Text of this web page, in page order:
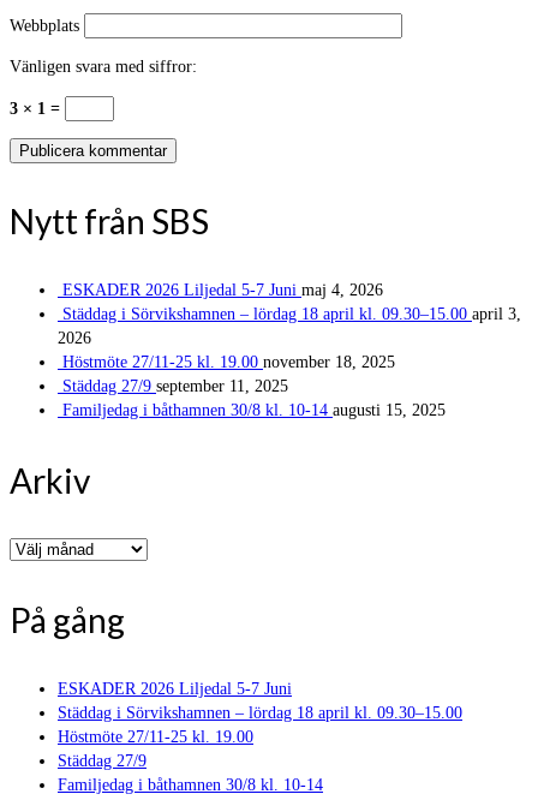
Webbplats
Vänligen svara med siffror:
3 × 1 =
Nytt från SBS
ESKADER 2026 Liljedal 5-7 Juni maj 4, 2026
Städdag i Sörvikshamnen – lördag 18 april kl. 09.30–15.00 april 3,
2026
Höstmöte 27/11-25 kl. 19.00 november 18, 2025
Städdag 27/9 september 11, 2025
Familjedag i båthamnen 30/8 kl. 10-14 augusti 15, 2025
Arkiv
Arkiv
På gång
ESKADER 2026 Liljedal 5-7 Juni
Städdag i Sörvikshamnen – lördag 18 april kl. 09.30–15.00
Höstmöte 27/11-25 kl. 19.00
Städdag 27/9
Familjedag i båthamnen 30/8 kl. 10-14